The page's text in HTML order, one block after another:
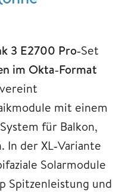
3 E2700 Pro‑Set
im Okta‑Format
mit einem
für Balkon,
In der XL‑Variante
Solarmodule
Spitzenleistung und